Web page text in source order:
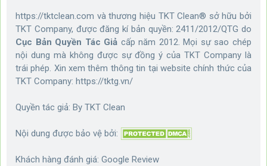
https://tktclean.com và thương hiệu TKT Clean® sở hữu bởi
TKT Company, được đăng kí bản quyền: 2411/2012/QTG do
Cục Bản Quyền Tác Giả cấp năm 2012. Mọi sự sao chép
nội dung mà không được sự đồng ý của TKT Company là
trái phép. Xin xem thêm thông tin tại website chính thức của
TKT Company: https://tktg.vn/
Quyền tác giả: By TKT Clean
Nội dung được bảo vệ bởi:
Khách hàng đánh giá: Google Review